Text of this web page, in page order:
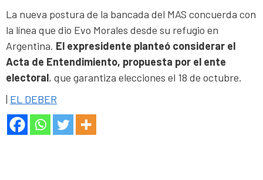
La nueva postura de la bancada del MAS concuerda con
la línea que dio Evo Morales desde su refugio en
Argentina. El expresidente planteó considerar el
Acta de Entendimiento, propuesta por el ente
electoral, que garantiza elecciones el 18 de octubre.
| EL DEBER